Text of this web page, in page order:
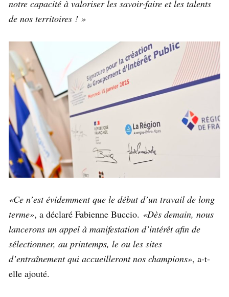
notre capacité à valoriser les savoir-faire et les talents
de nos territoires ! »
«Ce n’est évidemment que le début d’un travail de long
terme», a déclaré Fabienne Buccio. «Dès demain, nous
lancerons un appel à manifestation d’intérêt afin de
sélectionner, au printemps, le ou les sites
d’entraînement qui accueilleront nos champions», a-t-
elle ajouté.